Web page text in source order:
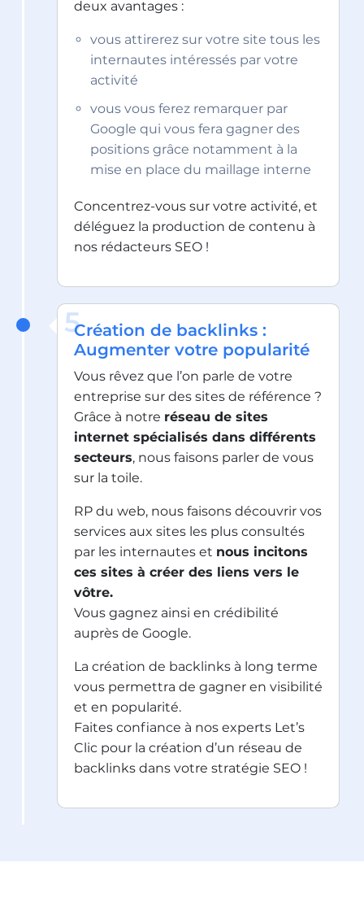
deux avantages :
vous attirerez sur votre site tous les
internautes intéressés par votre
activité
vous vous ferez remarquer par
Google qui vous fera gagner des
positions grâce notamment à la
mise en place du maillage interne
Concentrez-vous sur votre activité, et
déléguez la production de contenu à
nos rédacteurs SEO !
Création de backlinks :
Augmenter votre popularité
5
Vous rêvez que l’on parle de votre
entreprise sur des sites de référence ?
Grâce à notre réseau de sites
internet spécialisés dans différents
secteurs, nous faisons parler de vous
sur la toile.
RP du web, nous faisons découvrir vos
services aux sites les plus consultés
par les internautes et nous incitons
ces sites à créer des liens vers le
vôtre.
Vous gagnez ainsi en crédibilité
auprès de Google.
La création de backlinks à long terme
vous permettra de gagner en visibilité
et en popularité.
Faites confiance à nos experts Let’s
Clic pour la création d’un réseau de
backlinks dans votre stratégie SEO !